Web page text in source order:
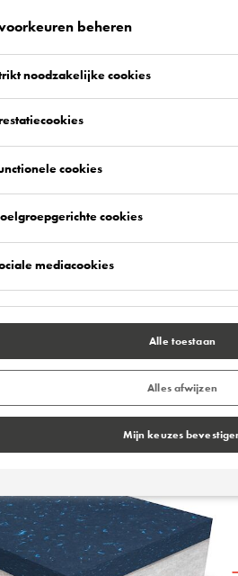
behandelde
Flowfresh HF LT
en gekleurd
verkleint het risico op
zoals voedselproductie
additief (Polygiene®)
bacteriën. Deze
oliën, bloed, suiker en zuren
beheren
noodzakelijke cookies
cookies
cookies
mediacookies
Alle toestaan
Alles afwijzen
Mijn keuzes